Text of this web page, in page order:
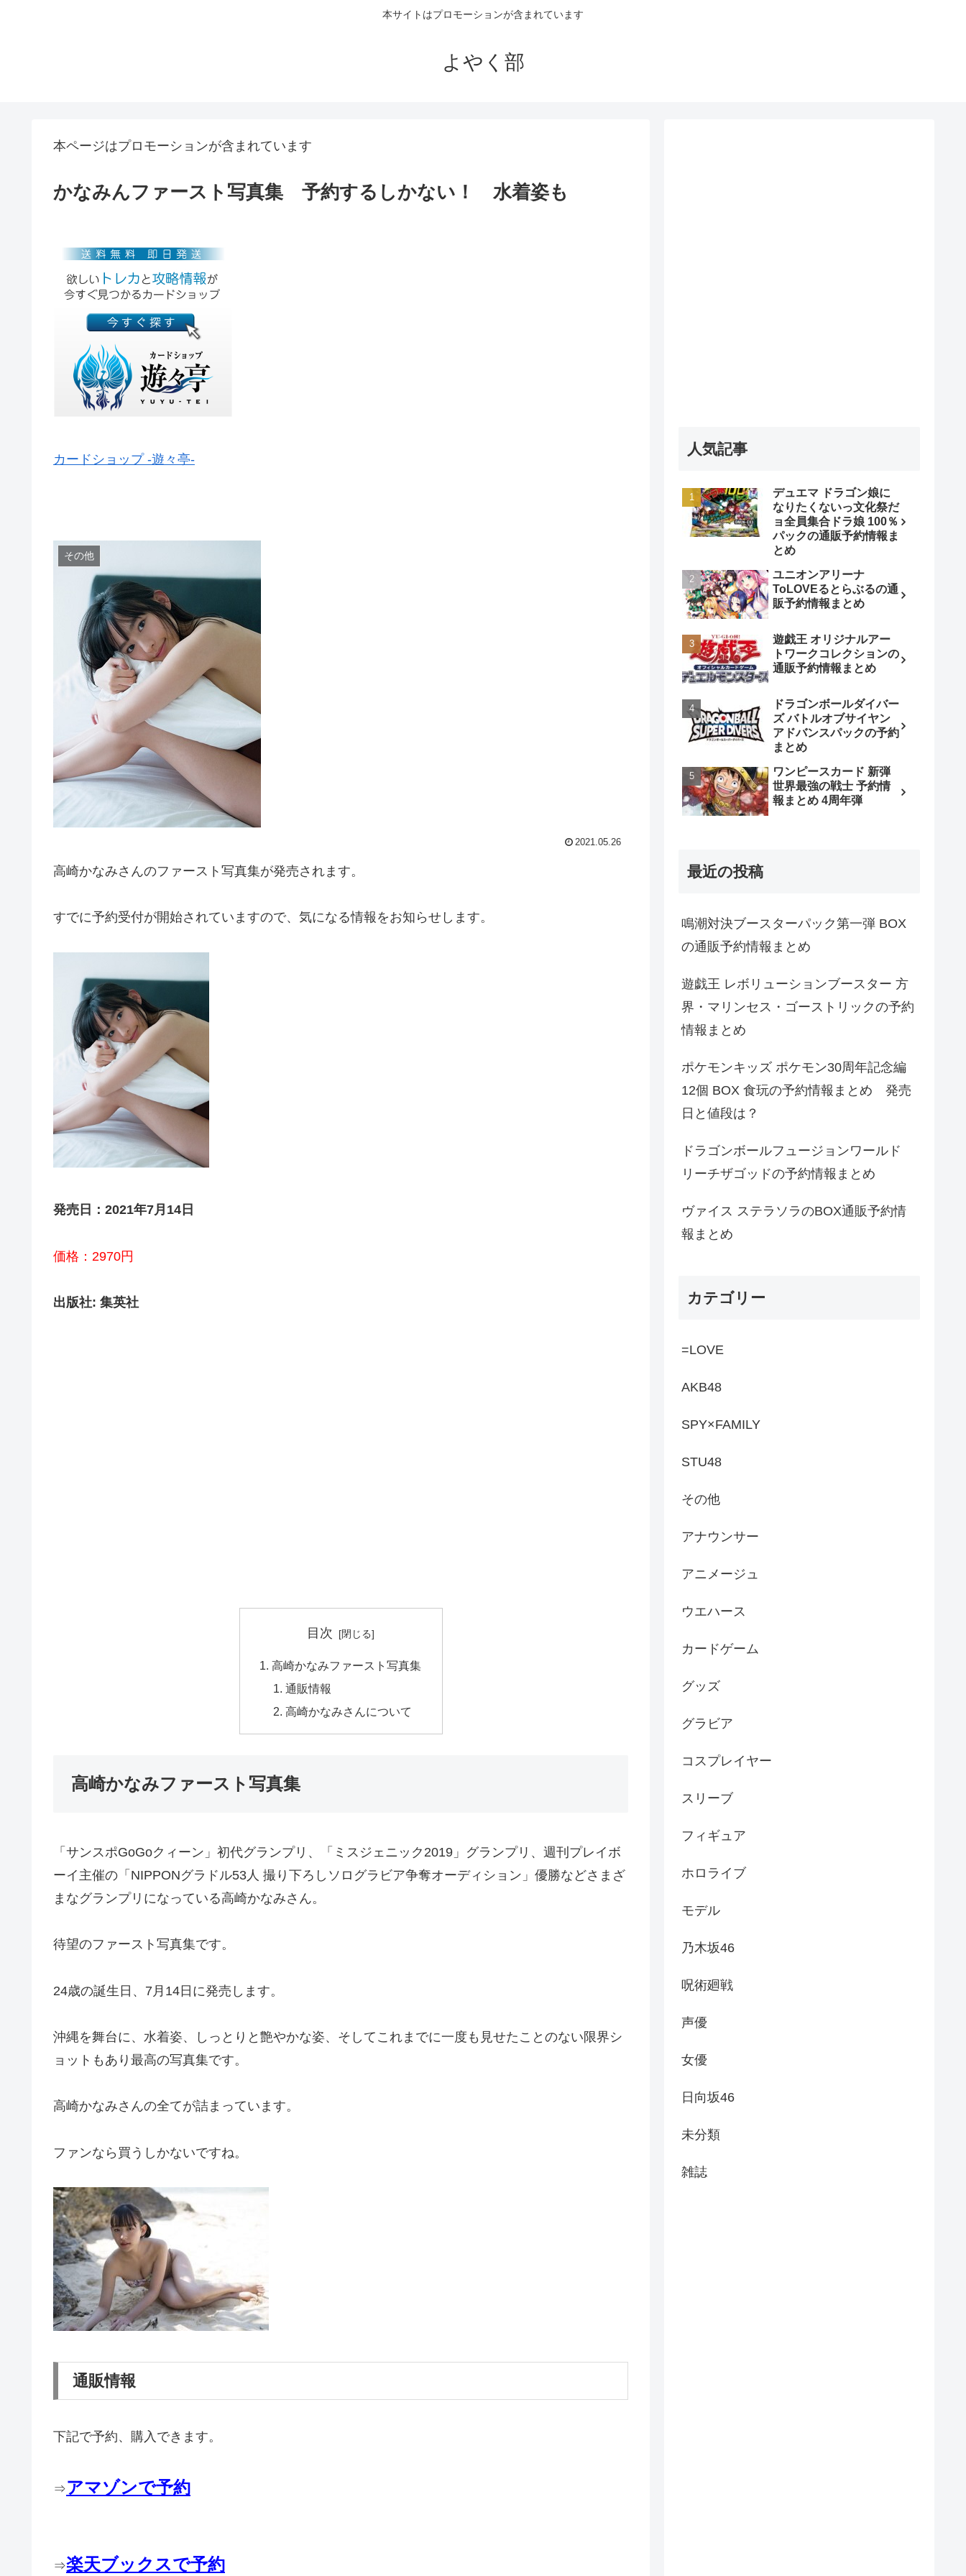
本サイトはプロモーションが含まれています
よやく部
本ページはプロモーションが含まれています
かなみんファースト写真集 予約するしかない！ 水着姿も
カードショップ -遊々亭-
その他
2021.05.26
高崎かなみさんのファースト写真集が発売されます。
すでに予約受付が開始されていますので、気になる情報をお知らせします。
発売日：2021年7月14日
価格：2970円
出版社: 集英社
目次
高崎かなみファースト写真集
通販情報
高崎かなみさんについて
高崎かなみファースト写真集
「サンスポGoGoクィーン」初代グランプリ、「ミスジェニック2019」グランプリ、週刊プレイボ
ーイ主催の「NIPPONグラドル53人 撮り下ろしソログラビア争奪オーディション」優勝などさまざ
まなグランプリになっている高崎かなみさん。
待望のファースト写真集です。
24歳の誕生日、7月14日に発売します。
沖縄を舞台に、水着姿、しっとりと艶やかな姿、そしてこれまでに一度も見せたことのない限界シ
ョットもあり最高の写真集です。
高崎かなみさんの全てが詰まっています。
ファンなら買うしかないですね。
通販情報
下記で予約、購入できます。
⇒アマゾンで予約
⇒楽天ブックスで予約
人気記事
デュエマ ドラゴン娘に
なりたくないっ文化祭だ
ョ全員集合ドラ娘 100％
パックの通販予約情報ま
とめ
ユニオンアリーナ
ToLOVEるとらぶるの通
販予約情報まとめ
遊戯王 オリジナルアー
トワークコレクションの
通販予約情報まとめ
ドラゴンボールダイバー
ズ バトルオブサイヤン
アドバンスパックの予約
まとめ
ワンピースカード 新弾
世界最強の戦士 予約情
報まとめ 4周年弾
最近の投稿
鳴潮対決ブースターパック第一弾 BOX
の通販予約情報まとめ
遊戯王 レボリューションブースター 方
界・マリンセス・ゴーストリックの予約
情報まとめ
ポケモンキッズ ポケモン30周年記念編
12個 BOX 食玩の予約情報まとめ 発売
日と値段は？
ドラゴンボールフュージョンワールド
リーチザゴッドの予約情報まとめ
ヴァイス ステラソラのBOX通販予約情
報まとめ
カテゴリー
=LOVE
AKB48
SPY×FAMILY
STU48
その他
アナウンサー
アニメージュ
ウエハース
カードゲーム
グッズ
グラビア
コスプレイヤー
スリーブ
フィギュア
ホロライブ
モデル
乃木坂46
呪術廻戦
声優
女優
日向坂46
未分類
雑誌